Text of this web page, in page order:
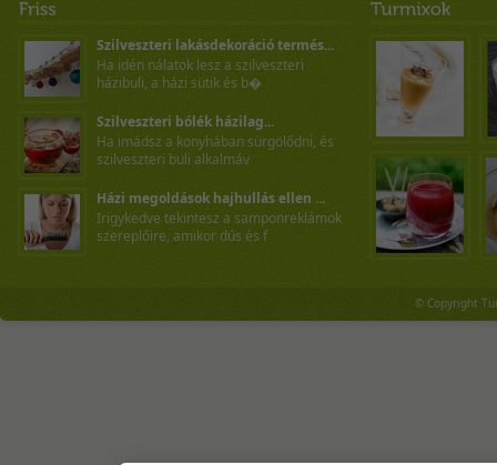
Szilveszteri lakásdekoráció termés...
Ha idén nálatok lesz a szilveszteri
házibuli, a házi sütik és b�
Szilveszteri bólék házilag...
Ha imádsz a konyhában sürgölődni, és
szilveszteri buli alkalmáv
Házi megoldások hajhullás ellen ...
Irigykedve tekintesz a samponreklámok
szereplőire, amikor dús és f
© Copyright